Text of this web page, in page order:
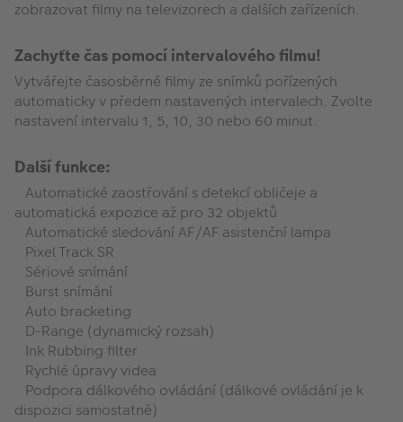
zobrazovat filmy na televizorech a dalších zařízeních.
Zachyťte čas pomocí intervalového filmu!
Vytvářejte časosběrné filmy ze snímků pořízených
automaticky v předem nastavených intervalech. Zvolte
nastavení intervalu 1, 5, 10, 30 nebo 60 minut.
Další funkce:
Automatické zaostřování s detekcí obličeje a
automatická expozice až pro 32 objektů
Automatické sledování AF/AF asistenční lampa
Pixel Track SR
Sériové snímání
Burst snímání
Auto bracketing
D-Range (dynamický rozsah)
Ink Rubbing filter
Rychlé úpravy videa
Podpora dálkového ovládání (dálkové ovládání je k
dispozici samostatně)